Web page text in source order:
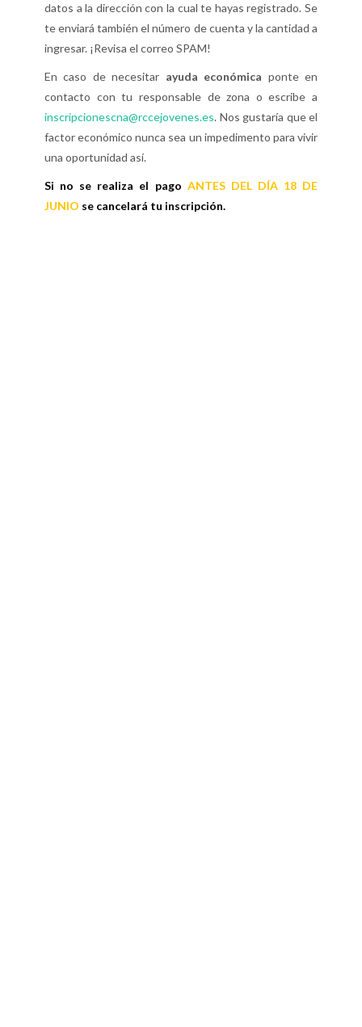
datos a la dirección con la cual te hayas registrado. Se
te enviará también el número de cuenta y la cantidad a
ingresar. ¡Revisa el correo SPAM!
En caso de necesitar ayuda económica ponte en
contacto con tu responsable de zona o escribe a
inscripcionescna@rccejovenes.es. Nos gustaría que el
factor económico nunca sea un impedimento para vivir
una oportunidad así.
Si no se realiza el pago ANTES DEL DÍA 18 DE
JUNIO se cancelará tu inscripción.